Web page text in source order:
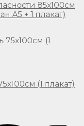
85х100см
А5 + 1 плакат)
(1 плакат)